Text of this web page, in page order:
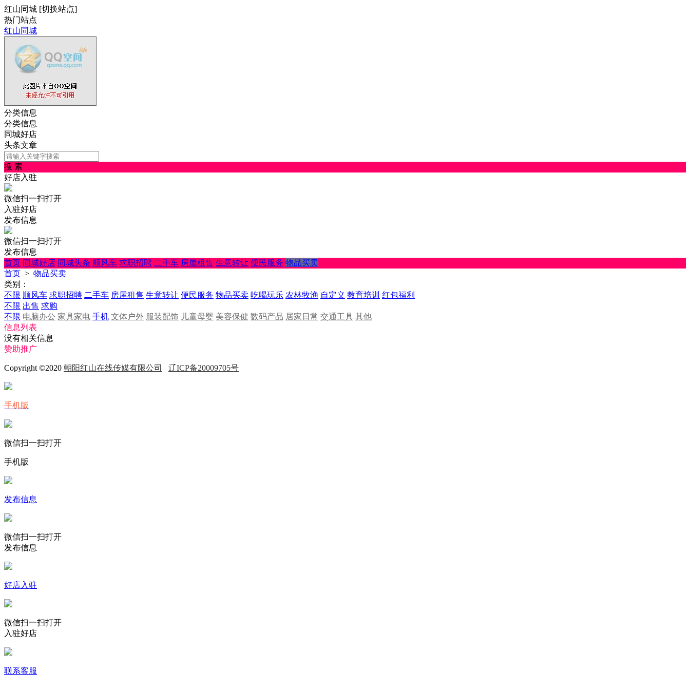
红山同城 [切换站点]
热门站点
红山同城
分类信息
分类信息
同城好店
头条文章
搜 索
好店入驻
微信扫一扫打开
入驻好店
发布信息
微信扫一扫打开
发布信息
首页 同城好店 同城头条 顺风车 求职招聘 二手车 房屋租售 生意转让 便民服务 物品买卖
首页 > 物品买卖
类别：
不限 顺风车 求职招聘 二手车 房屋租售 生意转让 便民服务 物品买卖 吃喝玩乐 农林牧渔 自定义 教育培训 红包福利
不限 出售 求购
不限 电脑办公 家具家电 手机 文体户外 服装配饰 儿童母婴 美容保健 数码产品 居家日常 交通工具 其他
信息列表
没有相关信息
赞助推广
Copyright ©2020 朝阳红山在线传媒有限公司 辽ICP备20009705号
手机版
微信扫一扫打开
手机版
发布信息
微信扫一扫打开
发布信息
好店入驻
微信扫一扫打开
入驻好店
联系客服